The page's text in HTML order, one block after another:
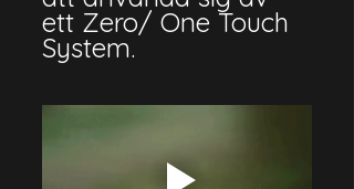
ett Zero/ One Touch
System.